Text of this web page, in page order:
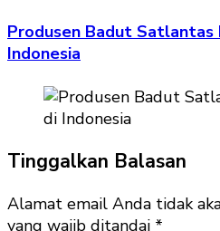
Produsen Badut Satlantas
Indonesia
Tinggalkan Balasan
Alamat email Anda tidak
yang wajib ditandai *